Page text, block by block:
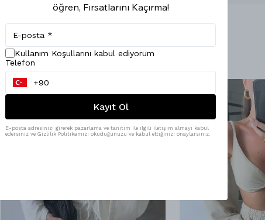
öğren, Fırsatlarını Kaçırma!
Kullanım Koşullarını kabul ediyorum
Telefon
Kayıt Ol
E-posta adresinizi girerek pazarlama ve tanıtım ile ilgili iletişim almayı kabul
edersiniz ve Gizlilik Politikamızı okuduğunuzu ve kabul ettiğinizi onaylarsınız.